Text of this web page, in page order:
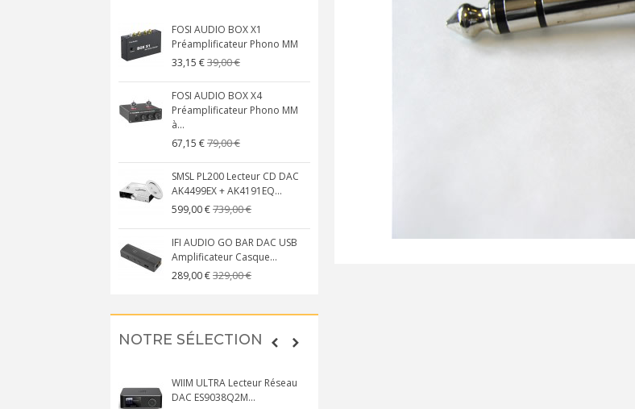
FOSI AUDIO BOX X1
Préamplificateur Phono MM
33,15 €39,00 €
FOSI AUDIO BOX X4
Préamplificateur Phono MM
à...
67,15 €79,00 €
SMSL PL200 Lecteur CD DAC
AK4499EX + AK4191EQ...
599,00 €739,00 €
IFI AUDIO GO BAR DAC USB
Amplificateur Casque...
289,00 €329,00 €
NEUTRIK NC3FXX Connecteur
Amplificateur 4 Voies pour...
NOTRE SÉLECTION
WIIM ULTRA Lecteur Réseau
DAC ES9038Q2M...